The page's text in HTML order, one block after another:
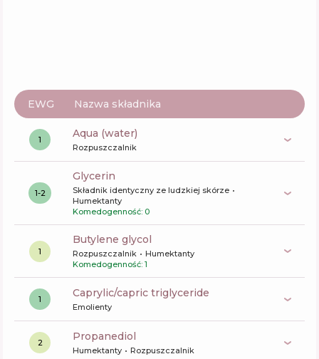
EWG Nazwa składnika
1 aqua (water)
Rozpuszczalnik
1-2
glycerin
Składnik identyczny ze ludzkiej skórze
Humektanty
Komedogenność: 0
1
butylene glycol
Rozpuszczalnik
Humektanty
Komedogenność: 1
1 caprylic/capric triglyceride
Emolienty
2 propanediol
Humektanty Rozpuszczalnik